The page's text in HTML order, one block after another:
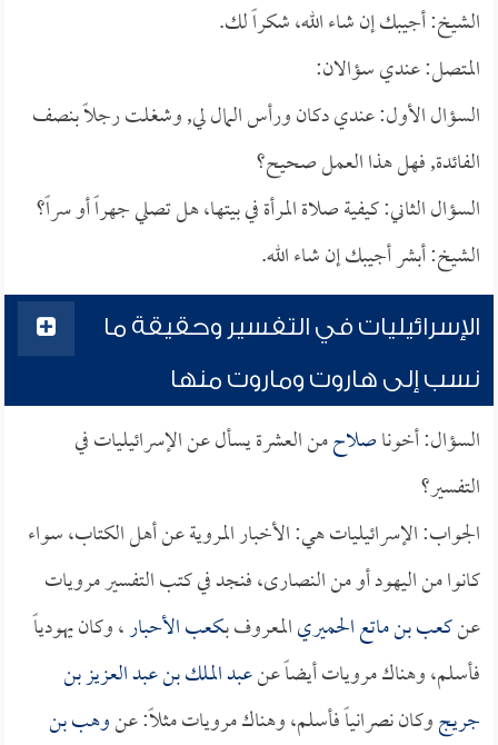
الشيخ: أجيبك إن شاء الله، شكراً لك.
المتصل: عندي سؤالان:
السؤال الأول: عندي دكان ورأس المال لي, وشغلت رجلاً بنصف
الفائدة, فهل هذا العمل صحيح؟
السؤال الثاني: كيفية صلاة المرأة في بيتها، هل تصلي جهراً أو سراً؟
الشيخ: أبشر أجيبك إن شاء الله.
الإسرائيليات في التفسير وحقيقة ما
نسب إلى هاروت وماروت منها
السؤال: أخوناصلاحمن العشرة يسأل عن الإسرائيليات في
التفسير؟
الجواب: الإسرائيليات هي: الأخبار المروية عن أهل الكتاب، سواء
كانوا من اليهود أو من النصارى، فنجد في كتب التفسير مرويات
عنكعب بن ماتع الحميريالمعروف بـكعب الأحبار، وكان يهودياً
فأسلم، وهناك مرويات أيضاً عنعبد الملك بن عبد العزيز بن
جريجوكان نصرانياً فأسلم، وهناك مرويات مثلاً: عنوهب بن